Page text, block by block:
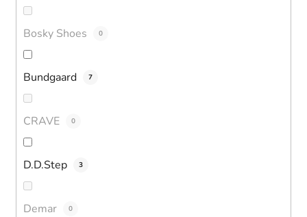
Bosky Shoes 0
Bundgaard 7
CRAVE 0
D.D.Step 3
Demar 0